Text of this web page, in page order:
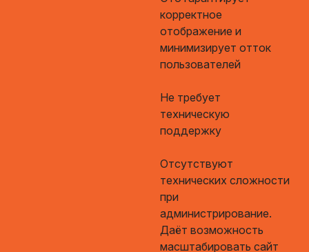
корректное
отображение и
минимизирует отток
пользователей
Не требует
техническую
поддержку
Отсутствуют
технических сложности
при
администрирование.
Даёт возможность
масштабировать сайт